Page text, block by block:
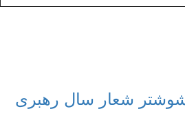
شعار سال رهبری